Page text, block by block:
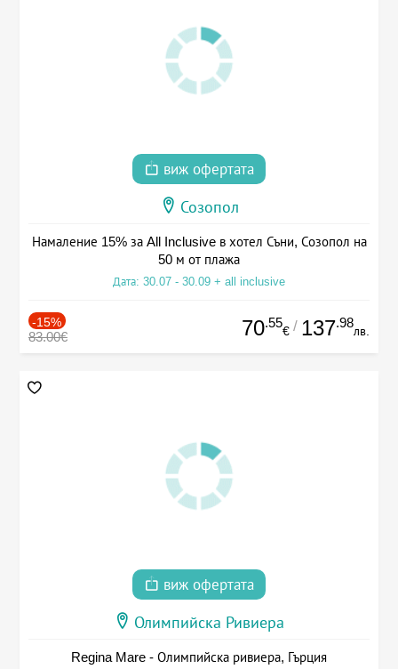
виж офертата
Созопол
Намаление 15% за All Inclusive в хотел Съни, Созопол на
50 м от плажа
Дата: 30.07 - 30.09 + all inclusive
-15%
83.00€ 70.55
€ / 137.98
лв.
виж офертата
Олимпийска Ривиера
Regina Mare - Олимпийска ривиера, Гърция